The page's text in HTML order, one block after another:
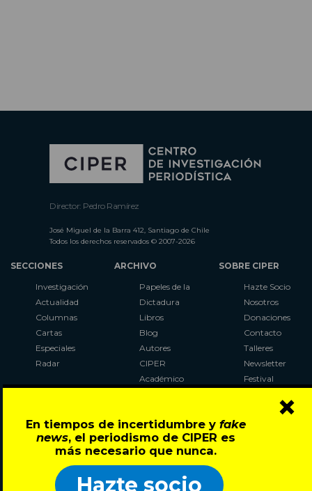
En tiempos de incertidumbre y fake
news, el periodismo de CIPER es
más necesario que nunca.
Hazte socio
×
Director: Pedro Ramírez
José Miguel de la Barra 412, Santiago de Chile
Todos los derechos reservados © 2007-2026
SECCIONES
Investigación
Actualidad
Columnas
Cartas
Especiales
Radar
ARCHIVO
Papeles de la
Dictadura
Libros
Blog
Autores
CIPER
Académico
Al Plebiscito
con CIPER
SOBRE CIPER
Hazte Socio
Nosotros
Donaciones
Contacto
Talleres
Newsletter
Festival